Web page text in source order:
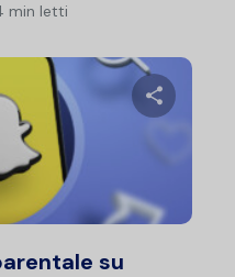
min letti
su